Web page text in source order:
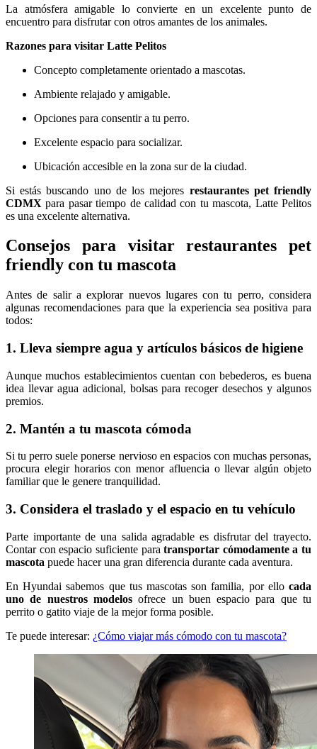
La atmósfera amigable lo convierte en un excelente punto de
encuentro para disfrutar con otros amantes de los animales.
Razones para visitar Latte Pelitos
Concepto completamente orientado a mascotas.
Ambiente relajado y amigable.
Opciones para consentir a tu perro.
Excelente espacio para socializar.
Ubicación accesible en la zona sur de la ciudad.
Si estás buscando uno de los mejores restaurantes pet friendly
CDMX para pasar tiempo de calidad con tu mascota, Latte Pelitos
es una excelente alternativa.
Consejos para visitar restaurantes pet
friendly con tu mascota
Antes de salir a explorar nuevos lugares con tu perro, considera
algunas recomendaciones para que la experiencia sea positiva para
todos:
1. Lleva siempre agua y artículos básicos de higiene
Aunque muchos establecimientos cuentan con bebederos, es buena
idea llevar agua adicional, bolsas para recoger desechos y algunos
premios.
2. Mantén a tu mascota cómoda
Si tu perro suele ponerse nervioso en espacios con muchas personas,
procura elegir horarios con menor afluencia o llevar algún objeto
familiar que le genere tranquilidad.
3. Considera el traslado y el espacio en tu vehículo
Parte importante de una salida agradable es disfrutar del trayecto.
Contar con espacio suficiente paratransportar cómodamente a tu
mascota puede hacer una gran diferencia durante cada aventura.
En Hyundai sabemos que tus mascotas son familia, por ello cada
uno de nuestros modelosofrece un buen espacio para que tu
perrito o gatito viaje de la mejor forma posible.
Te puede interesar: ¿Cómo viajar más cómodo con tu mascota?